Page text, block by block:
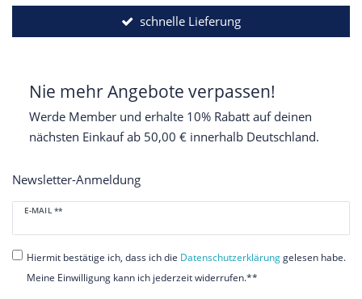
schnelle Lieferung
Nie mehr Angebote verpassen!
Werde Member und erhalte 10% Rabatt auf deinen
nächsten Einkauf ab 50,00 € innerhalb Deutschland.
Newsletter-Anmeldung
E-MAIL **
Newsletter
Honig
Hiermit bestätige ich, dass ich die Daten­schutz­erklärunggelesen habe.
Meine Einwilligung kann ich jederzeit widerrufen.**